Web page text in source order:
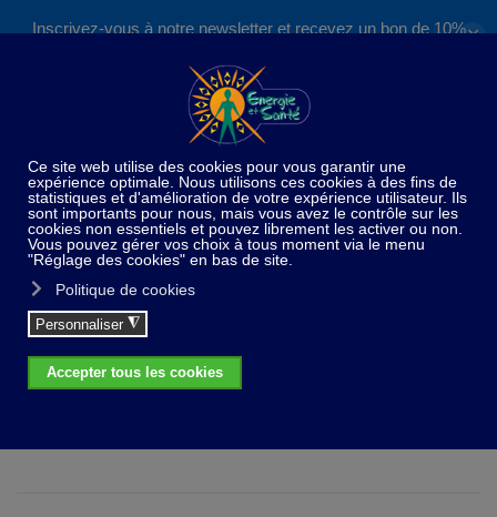
Inscrivez-vous à notre newsletter et recevez un bon de 10%
S'inscrire
✕
info
Désolé, mais le produit demandé n'a pas été trouvé